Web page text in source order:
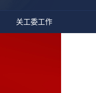
关工委工作